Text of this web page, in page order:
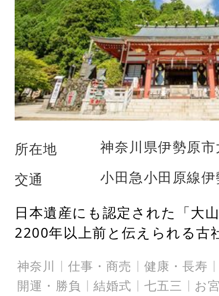
所在地
神奈川県伊勢原
交通
小田急小田原線
日本遺産にも認定された「大
2200年以上前と伝えられる古
神奈川 仕事・商売
健康・長寿
開運・勝負
結婚式 七五三
お